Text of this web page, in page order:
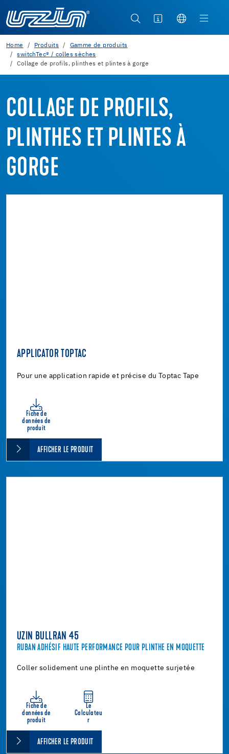
Home Produits
Gamme de produits
switchTec® / colles sèches
Collage de profils, plinthes et plintes à gorge
COLLAGE DE PROFILS,
PLINTHES ET PLINTES À
GORGE
APPLICATOR TOPTAC
Pour une application rapide et précise du Toptac Tape
Fiche de
données de
produit
AFFICHER LE PRODUIT
UZIN BULLRAN 45
RUBAN ADHÉSIF HAUTE PERFORMANCE POUR PLINTHE EN MOQUETTE
Coller solidement une plinthe en moquette surjetée
Fiche de
données de
produit
Le
Calculateu
r
AFFICHER LE PRODUIT